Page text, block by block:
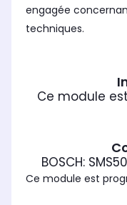
engagée
techniques.
Ce module
BOSCH:
Ce module est